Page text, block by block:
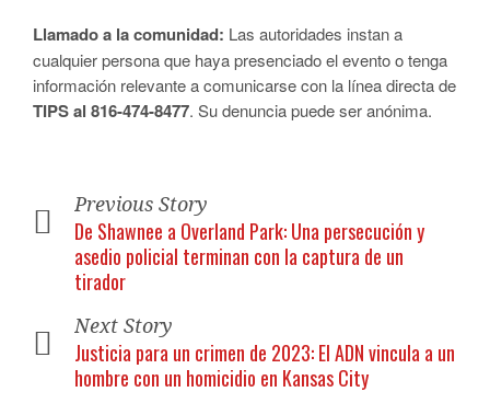
Llamado a la comunidad: Las autoridades instan a
cualquier persona que haya presenciado el evento o tenga
información relevante a comunicarse con la línea directa de
TIPS al 816-474-8477. Su denuncia puede ser anónima.
Previous Story
De Shawnee a Overland Park: Una persecución y
asedio policial terminan con la captura de un
tirador
Next Story
Justicia para un crimen de 2023: El ADN vincula a un
hombre con un homicidio en Kansas City